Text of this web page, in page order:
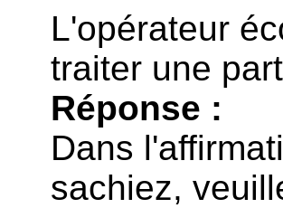
L'opérateur
traiter une
Réponse :
Dans
sachiez,